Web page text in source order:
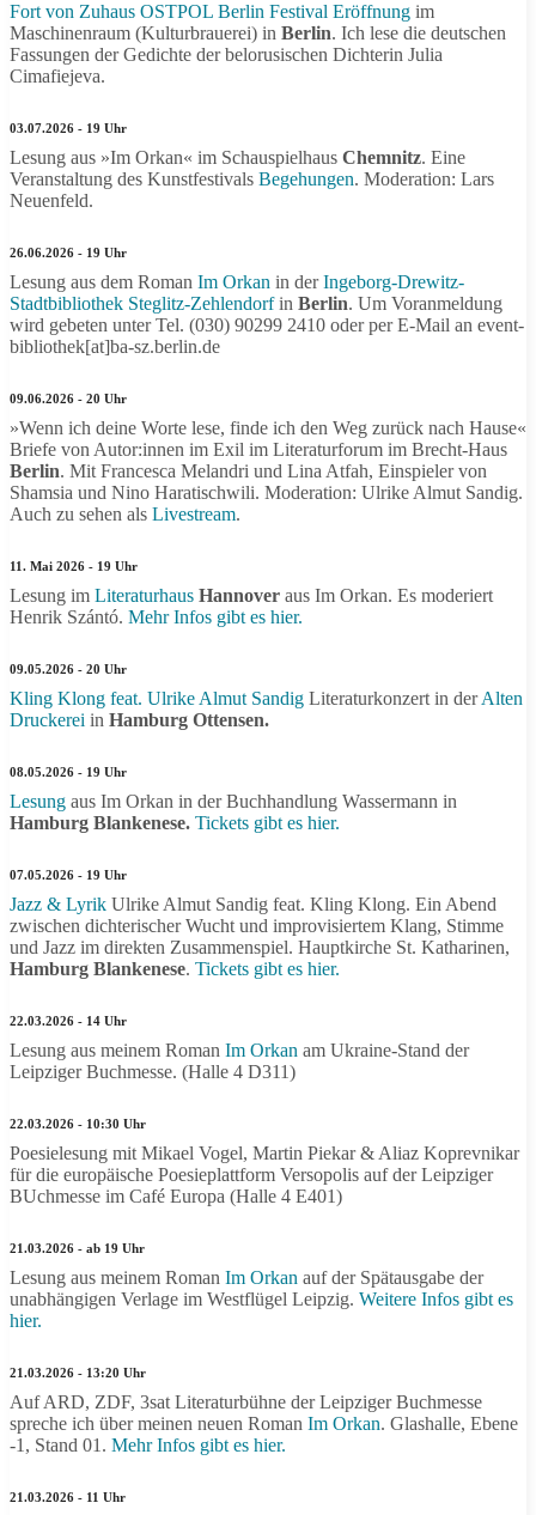
Fort von Zuhaus OSTPOL Berlin Festival Eröffnung im
Maschinenraum (Kulturbrauerei) in Berlin. Ich lese die deutschen
Fassungen der Gedichte der belorusischen Dichterin Julia
Cimafiejeva.
03.07.2026 - 19 Uhr
Lesung aus »Im Orkan« im Schauspielhaus Chemnitz. Eine
Veranstaltung des Kunstfestivals Begehungen. Moderation: Lars
Neuenfeld.
26.06.2026 - 19 Uhr
Lesung aus dem Roman Im Orkan in derIngeborg-Drewitz-
Stadtbibliothek Steglitz-Zehlendorfin Berlin. Um Voranmeldung
wird gebeten unter Tel. (030) 90299 2410 oder per E-Mail an event-
bibliothek[at]ba-sz.berlin.de
09.06.2026 - 20 Uhr
»Wenn ich deine Worte lese, finde ich den Weg zurück nach Hause«
Briefe von Autor:innen im Exil im Literaturforum im Brecht-Haus
Berlin. Mit Francesca Melandri und Lina Atfah, Einspieler von
Shamsia und Nino Haratischwili. Moderation: Ulrike Almut Sandig.
Auch zu sehen als Livestream.
11. Mai 2026 - 19 Uhr
Lesung im Literaturhaus Hannover aus Im Orkan. Es moderiert
Henrik Szántó. Mehr Infos gibt es hier.
09.05.2026 - 20 Uhr
Kling Klong feat. Ulrike Almut Sandig Literaturkonzert in derAlten
Druckerei in Hamburg Ottensen.
08.05.2026 - 19 Uhr
Lesung aus Im Orkan in der Buchhandlung Wassermann in
Hamburg Blankenese. Tickets gibt es hier.
07.05.2026 - 19 Uhr
Jazz & Lyrik Ulrike Almut Sandig feat. Kling Klong. Ein Abend
zwischen dichterischer Wucht und improvisiertem Klang, Stimme
und Jazz im direkten Zusammenspiel. Hauptkirche St. Katharinen,
Hamburg Blankenese. Tickets gibt es hier.
22.03.2026 - 14 Uhr
Lesung aus meinem Roman Im Orkan am Ukraine-Stand der
Leipziger Buchmesse. (Halle 4 D311)
22.03.2026 - 10:30 Uhr
Poesielesung mit Mikael Vogel, Martin Piekar & Aliaz Koprevnikar
für die europäische Poesieplattform Versopolis auf der Leipziger
BUchmesse im Café Europa (Halle 4 E401)
21.03.2026 - ab 19 Uhr
Lesung aus meinem Roman Im Orkan auf der Spätausgabe der
unabhängigen Verlage im Westflügel Leipzig. Weitere Infos gibt es
hier.
21.03.2026 - 13:20 Uhr
Auf ARD, ZDF, 3sat Literaturbühne der Leipziger Buchmesse
spreche ich über meinen neuen Roman Im Orkan. Glashalle, Ebene
-1, Stand 01. Mehr Infos gibt es hier.
21.03.2026 - 11 Uhr